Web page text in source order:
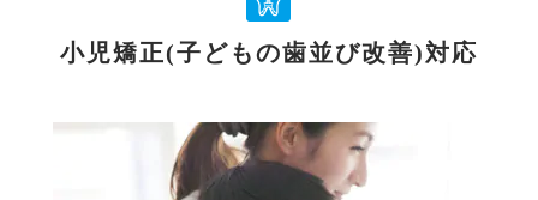
小児矯正(子どもの歯並び改善)対応